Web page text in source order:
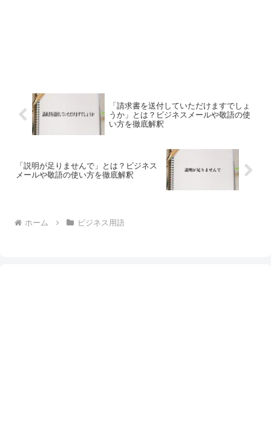
「請求書を送付していただけますでしょ
うか」とは？ビジネスメールや敬語の使
い方を徹底解釈
「説明が足りませんで」とは？ビジネス
メールや敬語の使い方を徹底解釈
ホーム ビジネス用語